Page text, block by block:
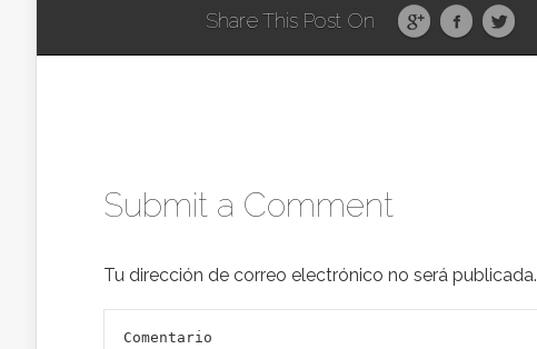
Share This Post On
Submit a Comment
Tu dirección de correo electrónico no será publicada.